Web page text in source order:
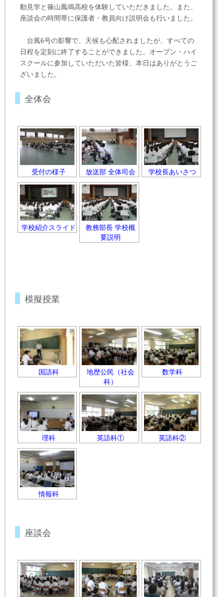
動見学と篠山鳳鳴高校を体験していただきました。また、
座談会の時間帯に保護者・教員向け説明会も行いました。
台風6号の影響で、天候も心配されましたが、すべての
日程を定刻に終了することができました。オープン・ハイ
スクールに参加していただいた皆様、本日はありがとうご
ざいました。
全体会
受付の様子 放送部 全体司会 学校長あいさつ
学校紹介スライド
教務部長 学校概
要説明
模擬授業
国語科
地歴公民（社会
科）
数学科
理科 英語科① 英語科②
情報科
座談会